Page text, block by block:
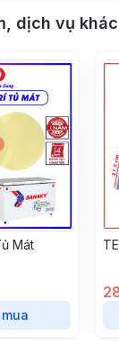
dịch vụ khác
Mát